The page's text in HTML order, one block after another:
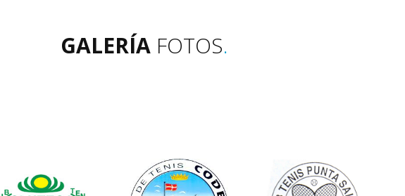
GALERÍA FOTOS.